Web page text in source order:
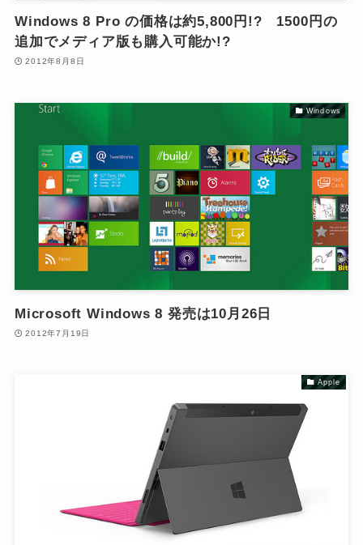
Windows 8 Pro の価格は約5,800円!? 1500円の
追加でメディア版も購入可能か!?
2012年8月8日
Windows
Microsoft Windows 8 発売は10月26日
2012年7月19日
Apple